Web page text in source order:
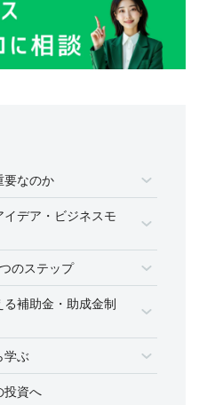
要なのか
イデア・ビジネスモ
のステップ
る補助金・助成金制
学ぶ
投資へ